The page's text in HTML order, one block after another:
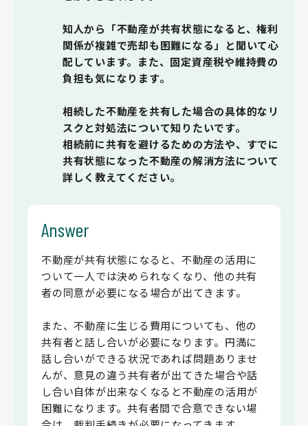
知人から「不動産が共有状態になると、権利
関係が複雑で売却も困難になる」と聞いて心
配しています。また、固定資産税や維持費の
負担も気になります。
相続した不動産を共有した場合の具体的なリ
スクと対処法について知りたいです。
相続前に共有を避けるための方法や、すでに
共有状態になった不動産の解消方法について
詳しく教えてください。
Answer
不動産が共有状態になると、不動産の活用に
ついて一人では決められなくなり、他の共有
者の同意が必要になる場合が出てきます。
また、不動産に生じる費用についても、他の
共有者と話し合いが必要になります。円満に
話し合いができる状況であれば問題ありませ
んが、意見の違う共有者が出てきた場合や話
し合い自体が出来なくなると不動産の活用が
困難になります。共有者間で合意できない場